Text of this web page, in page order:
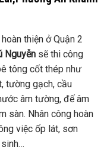
thiện ở Quận 2
Nguyễn sẽ thi công
tông cốt thép như
tường gạch, cầu
âm tường, đế âm
sàn. Nhân công hoàn
việc ốp lát, sơn